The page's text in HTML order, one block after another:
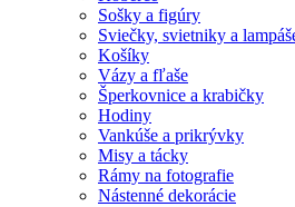
Sošky a figúry
Sviečky, svietniky a
Košíky
Vázy a fľaše
Šperkovnice a krabičky
Hodiny
Vankúše a prikrývky
Misy a tácky
Rámy na fotografie
Nástenné dekorácie